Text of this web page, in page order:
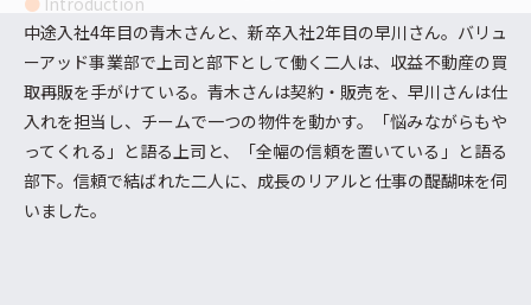
中途入社4年目の青木さんと、新卒入社2年目の早川さん。バリュ
ーアッド事業部で上司と部下として働く二人は、収益不動産の買
取再販を手がけている。青木さんは契約・販売を、早川さんは仕
入れを担当し、チームで一つの物件を動かす。「悩みながらもや
ってくれる」と語る上司と、「全幅の信頼を置いている」と語る
部下。信頼で結ばれた二人に、成長のリアルと仕事の醍醐味を伺
いました。